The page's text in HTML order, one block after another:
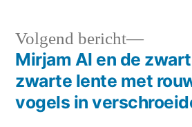
Bericht
navigatie
Volgend bericht
Volgend
Mirjam Al en de
zwarte lente met
vogels in